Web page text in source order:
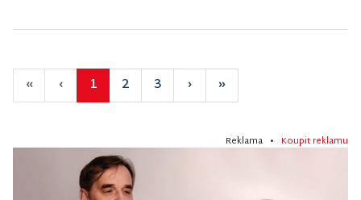
« ‹ 1 2 3 › »
Reklama • Koupit reklamu